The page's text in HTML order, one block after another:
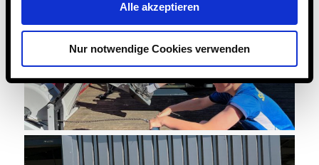
Alle akzeptieren
Nur notwendige Cookies verwenden